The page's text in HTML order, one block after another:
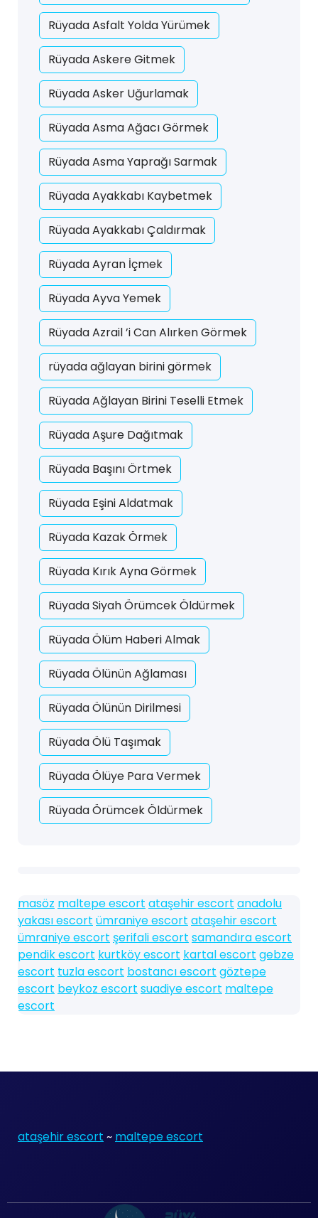
Rüyada Asfalt Yolda Yürümek
Rüyada Askere Gitmek
Rüyada Asker Uğurlamak
Rüyada Asma Ağacı Görmek
Rüyada Asma Yaprağı Sarmak
Rüyada Ayakkabı Kaybetmek
Rüyada Ayakkabı Çaldırmak
Rüyada Ayran İçmek
Rüyada Ayva Yemek
Rüyada Azrail ’i Can Alırken Görmek
rüyada ağlayan birini görmek
Rüyada Ağlayan Birini Teselli Etmek
Rüyada Aşure Dağıtmak
Rüyada Başını Örtmek
Rüyada Eşini Aldatmak
Rüyada Kazak Örmek
Rüyada Kırık Ayna Görmek
Rüyada Siyah Örümcek Öldürmek
Rüyada Ölüm Haberi Almak
Rüyada Ölünün Ağlaması
Rüyada Ölünün Dirilmesi
Rüyada Ölü Taşımak
Rüyada Ölüye Para Vermek
Rüyada Örümcek Öldürmek
masöz maltepe escort ataşehir escort anadolu
yakası escort ümraniye escort ataşehir escort
ümraniye escort şerifali escort samandıra escort
pendik escort kurtköy escort kartal escort gebze
escort tuzla escort bostancı escort göztepe
escort beykoz escort suadiye escort maltepe
escort
ataşehir escort ~ maltepe escort